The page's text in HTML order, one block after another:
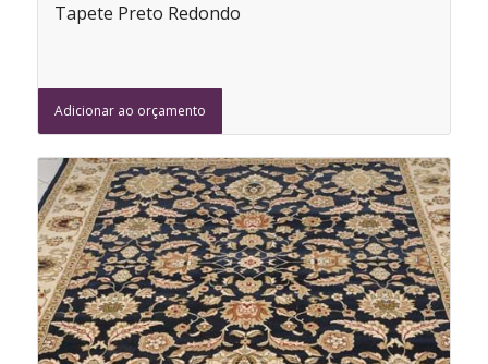
Tapete Preto Redondo
Adicionar ao orçamento